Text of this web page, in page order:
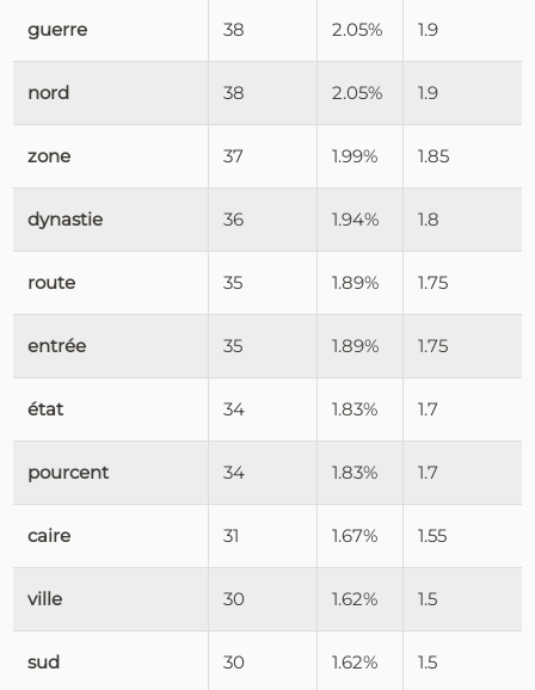
guerre 38 2.05% 1.9
nord 38 2.05% 1.9
zone 37 1.99% 1.85
dynastie 36 1.94% 1.8
route 35 1.89% 1.75
entrée 35 1.89% 1.75
état 34 1.83% 1.7
pourcent 34 1.83% 1.7
caire 31 1.67% 1.55
ville 30 1.62% 1.5
sud 30 1.62% 1.5